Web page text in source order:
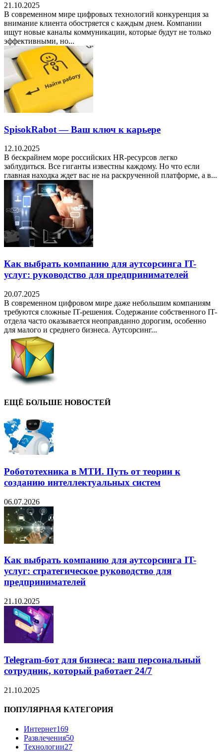
21.10.2025
В современном мире цифровых технологий конкуренция за
внимание клиента обостряется с каждым днем. Компании
ищут новые каналы коммуникации, которые будут не только
эффективными, но...
SpisokRabot — Ваш ключ к карьере
12.10.2025
В бескрайнем море российских HR-ресурсов легко
заблудиться. Все гиганты известны каждому. Но что если
главная находка ждет вас не на раскрученной платформе, а в...
Как выбрать компанию для аутсорсинга IT-
услуг: руководство для предпринимателей
20.07.2025
В современном цифровом мире даже небольшим компаниям
требуются сложные IT-решения. Содержание собственного IT-
отдела часто оказывается неоправданно дорогим, особенно
для малого и среднего бизнеса. Аутсорсинг...
ЕЩЁ БОЛЬШЕ НОВОСТЕЙ
Робототехника в МТИ. Путь от теории к
созданию интеллектуальных систем
06.07.2026
Как выбрать компанию для аутсорсинга IT-
услуг: стратегическое руководство для
предпринимателей
21.10.2025
Telegram-бот для бизнеса: ваш персональный
сотрудник, который работает 24/7
21.10.2025
ПОПУЛЯРНАЯ КАТЕГОРИЯ
Интернет169
Развлечения50
Технологии27